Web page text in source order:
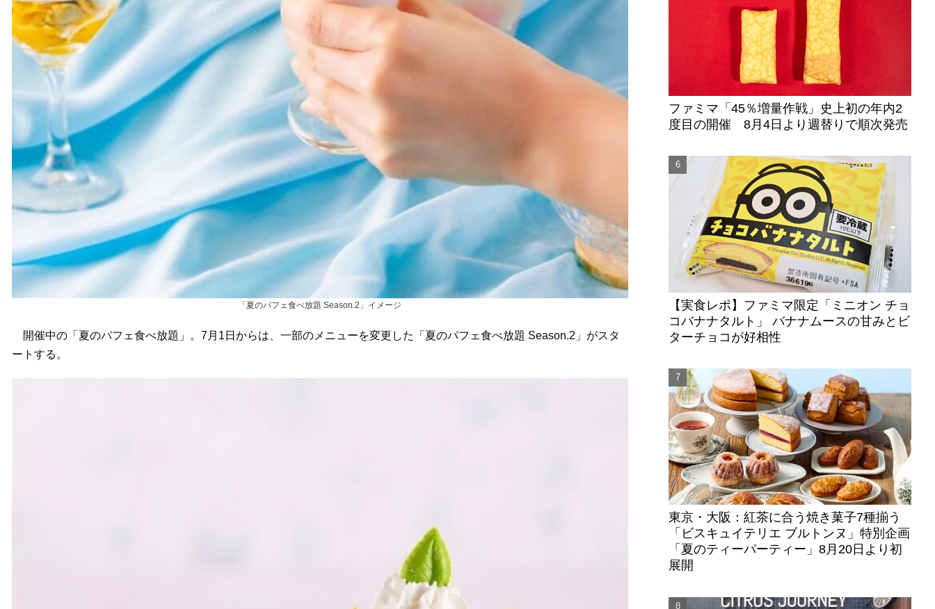
「夏のパフェ食べ放題 Season.2」イメージ
開催中の「夏のパフェ食べ放題」。7月1日からは、一部のメニューを変更した「夏のパフェ食べ放題 Season.2」がスタ
ートする。
ファミマ「45％増量作戦」史上初の年内2
度目の開催 8月4日より週替りで順次発売
【実食レポ】ファミマ限定「ミニオン チョ
コバナナタルト」 バナナムースの甘みとビ
ターチョコが好相性
東京・大阪：紅茶に合う焼き菓子7種揃う
「ビスキュイテリエ ブルトンヌ」特別企画
「夏のティーパーティー」8月20日より初
展開